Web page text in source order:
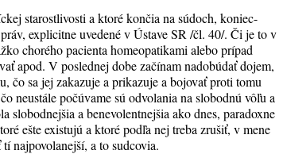
starostlivosti a ktoré končia na súdoch, koniec-
explicitne uvedené v Ústave SR /čl. 40/. Či je to v
chorého pacienta homeopatikami alebo prípad
apod. V poslednej dobe začínam nadobúdať dojem,
čo sa jej zakazuje a prikazuje a bojovať proti tomu
neustále počúvame sú odvolania na slobodnú vôľu a
a benevolentnejšia ako dnes, paradoxne
ešte existujú a ktoré podľa nej treba zrušiť, v mene
najpovolanejší, a to sudcovia.